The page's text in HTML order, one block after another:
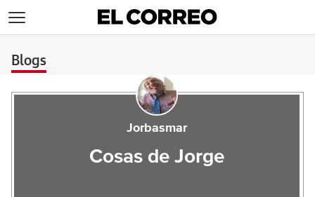
Blogs
Jorbasmar
Cosas de Jorge